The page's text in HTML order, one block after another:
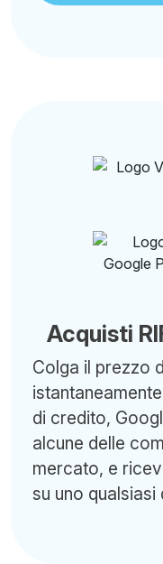
Acquisti
Colga il prezzo
di credito,
alcune delle
mercato, e
su uno qualsiasi